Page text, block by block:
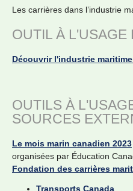
Les carrières dans l’industrie
OUTIL À L'USAGE
Découvrir l'industrie
OUTILS À
SOURCES
Le mois marin canadien 2023
organisées par Éducation
Fondation des carrières
Transports Canada